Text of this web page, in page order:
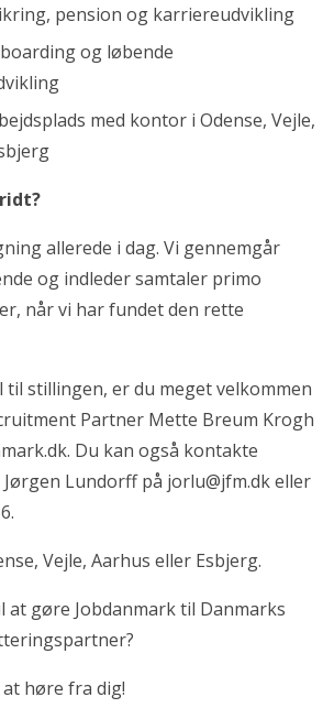
pension og karriereudvikling
og løbende
med kontor i Odense, Vejle,
allerede i dag. Vi gennemgår
og indleder samtaler primo
når vi har fundet den rette
til stillingen, er du meget velkommen
Partner Mette Breum Krogh
Du kan også kontakte
Lundorff på jorlu@jfm.dk eller
Vejle, Aarhus eller Esbjerg.
at gøre Jobdanmark til Danmarks
høre fra dig!